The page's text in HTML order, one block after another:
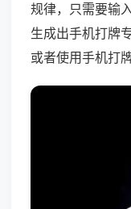
规律，只需要输
生成出手机打牌
或者使用手机打